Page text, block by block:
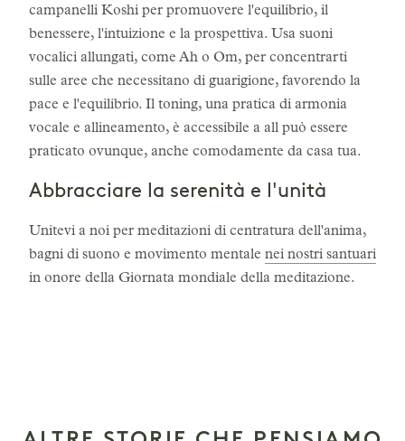
campanelli Koshi per promuovere l'equilibrio, il
benessere, l'intuizione e la prospettiva. Usa suoni
vocalici allungati, come Ah o Om, per concentrarti
sulle aree che necessitano di guarigione, favorendo la
pace e l'equilibrio. Il toning, una pratica di armonia
vocale e allineamento, è accessibile a all può essere
praticato ovunque, anche comodamente da casa tua.
Abbracciare la serenità e l'unità
Unitevi a noi per meditazioni di centratura dell'anima,
bagni di suono e movimento mentale nei nostri santuari
in onore della Giornata mondiale della meditazione.